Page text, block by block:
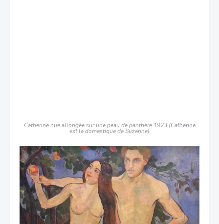
Catherine nue allongée sur une peau de panthère 1923 (Catherine
est la domestique de Suzanne)